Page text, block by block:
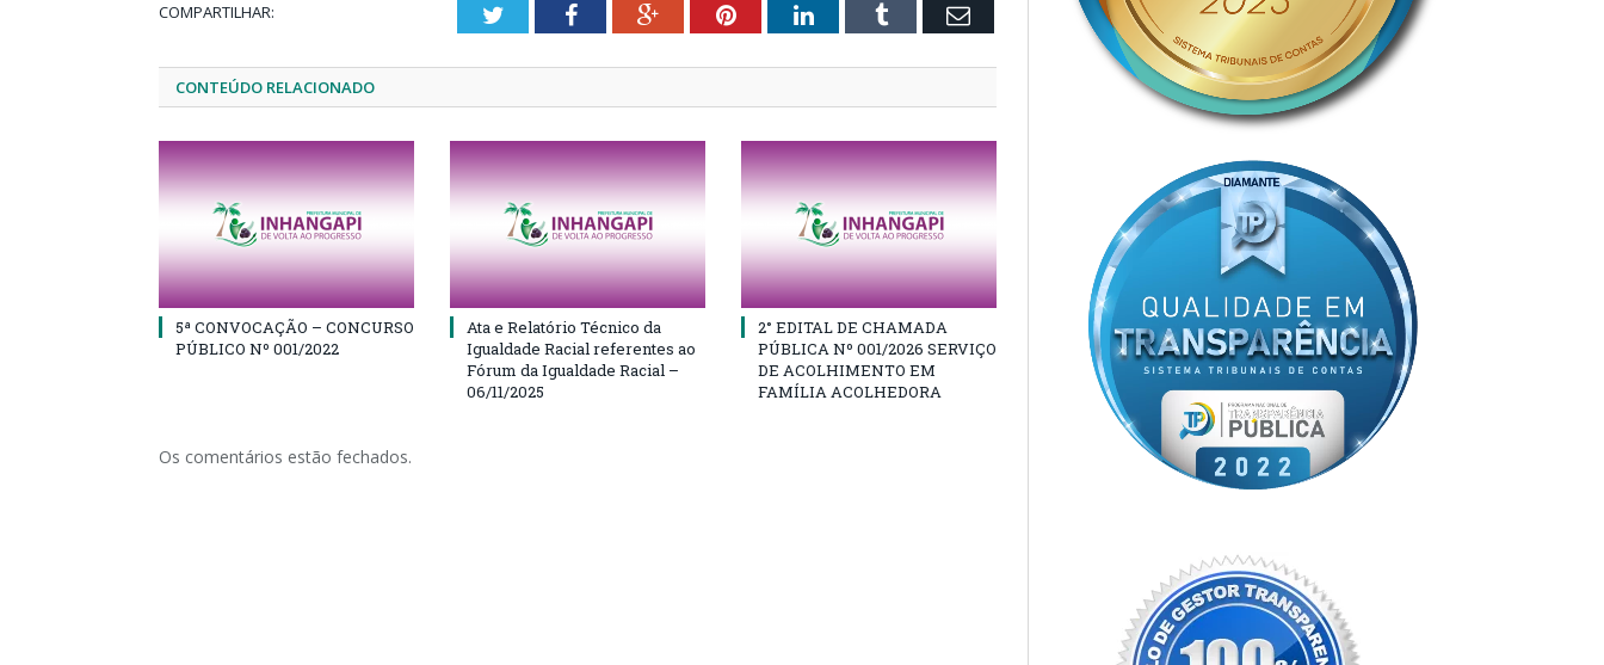
COMPARTILHAR: TwitterFacebookGoogle+PinterestLinkedInTumblr Email
CONTEÚDO RELACIONADO
5ª CONVOCAÇÃO – CONCURSO
PÚBLICO Nº 001/2022
Ata e Relatório Técnico da
Igualdade Racial referentes ao
Fórum da Igualdade Racial –
06/11/2025
2° EDITAL DE CHAMADA
PÚBLICA Nº 001/2026 SERVIÇO
DE ACOLHIMENTO EM
FAMÍLIA ACOLHEDORA
Os comentários estão fechados.